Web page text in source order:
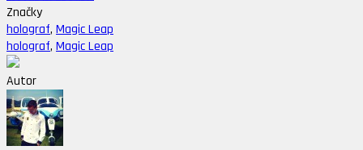
Značky
holograf, Magic Leap
holograf, Magic Leap
Autor